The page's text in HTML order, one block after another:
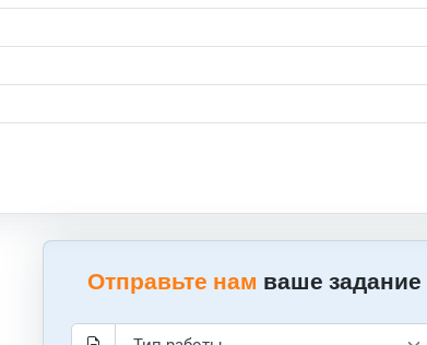
Отправьте нам ваше задание